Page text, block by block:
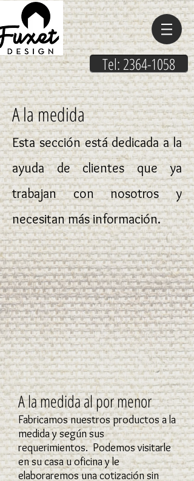
Tel: 2364-1058
A la medida
Esta sección está dedicada a la
ayuda de clientes que ya
trabajan con nosotros y
necesitan más información.
A la medida al por menor
Fabricamos nuestros productos a la
medida y según sus
requerimientos. Podemos visitarle
en su casa u oficina y le
elaboraremos una cotización sin